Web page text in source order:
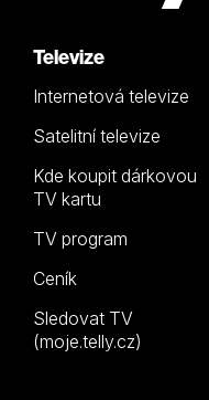
Televize
Internetová televize
Satelitní televize
Kde koupit dárkovou
TV kartu
TV program
Ceník
Sledovat TV
(moje.telly.cz)